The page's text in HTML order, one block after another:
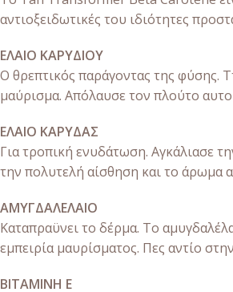
αντιοξειδωτικές του ιδιότητες
ΕΛΑΙΟ ΚΑΡΥΔΙΟΥ
Ο θρεπτικός παράγοντας της φύσης.
μαύρισμα. Απόλαυσε τον πλούτο
ΕΛΑΙΟ ΚΑΡΥΔΑΣ
Για τροπική ενυδάτωση. Αγκάλιασε
την πολυτελή αίσθηση και το άρωμα
ΑΜΥΓΔΑΛΕΛΑΙΟ
Καταπραϋνει το δέρμα. Το
εμπειρία μαυρίσματος. Πες αντίο
ΒΙΤΑΜΙΝΗ Ε